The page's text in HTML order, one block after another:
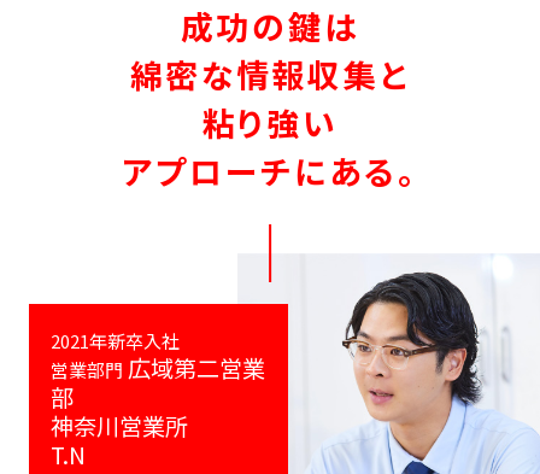
成功の鍵は
綿密な情報収集と
粘り強い
アプローチにある。
2021年新卒入社
営業部門 広域第二営業
部
神奈川営業所
T.N